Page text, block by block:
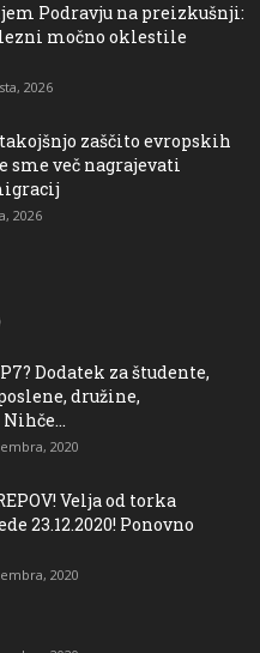
Podravju na preizkušnji:
močno oklestile
2026
zaščito evropskih
sme več nagrajevati
2026
Dodatek za študente,
družine,
2020
Velja od torka
23.12.2020! Ponovno
2020